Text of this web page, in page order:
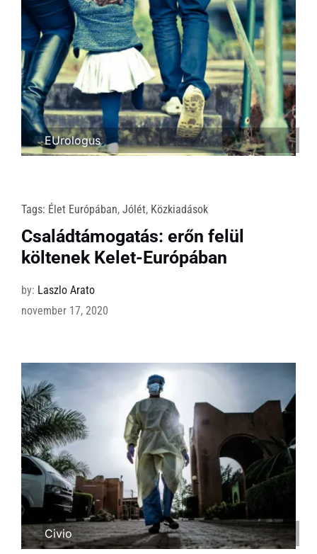
EUrologus
Tags: Élet Európában, Jólét, Közkiadások
Családtámogatás: erőn felül
költenek Kelet-Európában
by: Laszlo Arato
november 17, 2020
Civio